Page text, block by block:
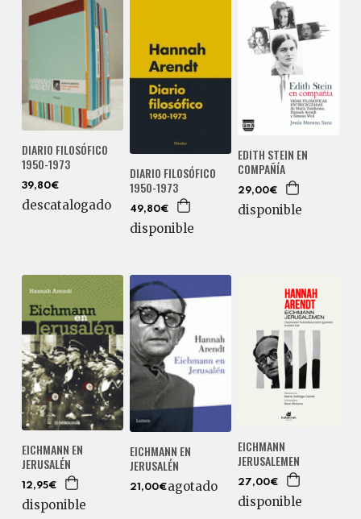
DIARIO FILOSÓFICO
1950-1973
39,80€
descatalogado
DIARIO FILOSÓFICO
1950-1973
49,80€
disponible
EDITH STEIN EN
COMPAÑÍA
29,00€
disponible
EICHMANN EN
JERUSALÉN
12,95€
disponible
EICHMANN EN
JERUSALÉN
21,00€agotado
EICHMANN
JERUSALEMEN
27,00€
disponible